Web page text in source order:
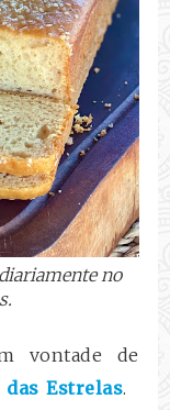
no
vontade de
das Estrelas.